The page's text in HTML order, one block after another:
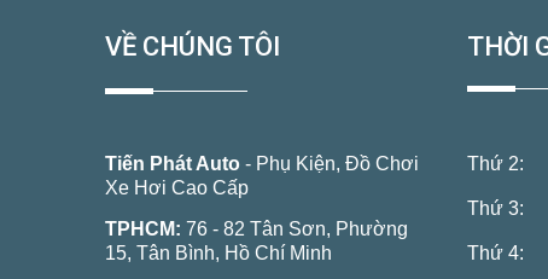
VỀ CHÚNG TÔI
Tiến Phát Auto - Phụ Kiện, Đồ Chơi
Xe Hơi Cao Cấp
TPHCM: 76 - 82 Tân Sơn, Phường
15, Tân Bình, Hồ Chí Minh
THỜI
Thứ 2:
Thứ 3:
Thứ 4: